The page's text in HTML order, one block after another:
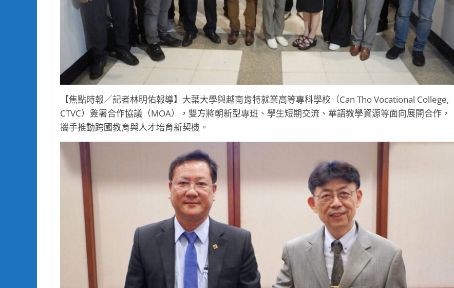
【焦點時報／記者林明佑報導】大葉大學與越南肯特就業高等專科學校（Can Tho Vocational College,
CTVC）簽署合作協議（MOA），雙方將朝新型專班、學生短期交流、華語教學資源等面向展開合作，
攜手推動跨國教育與人才培育新契機。